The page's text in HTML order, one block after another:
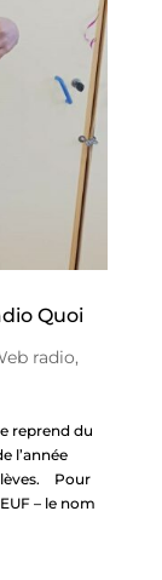
Quoi
radio,
reprend du
l’année
Pour
– le nom